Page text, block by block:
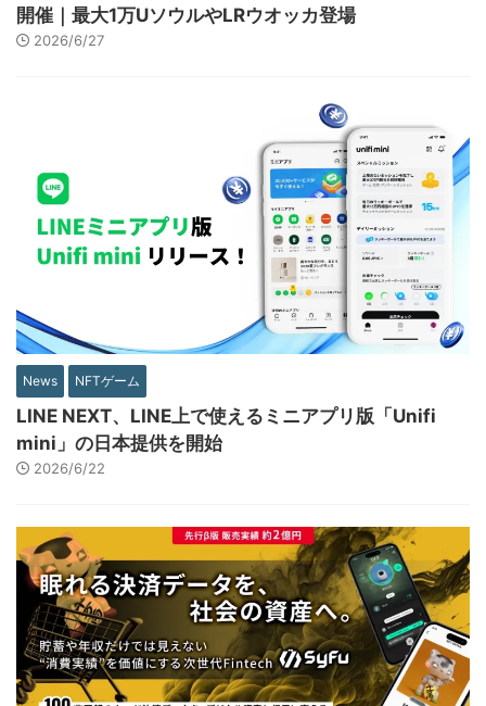
開催｜最大1万UソウルやLRウオッカ登場
2026/6/27
News NFTゲーム
LINE NEXT、LINE上で使えるミニアプリ版「Unifi
mini」の日本提供を開始
2026/6/22